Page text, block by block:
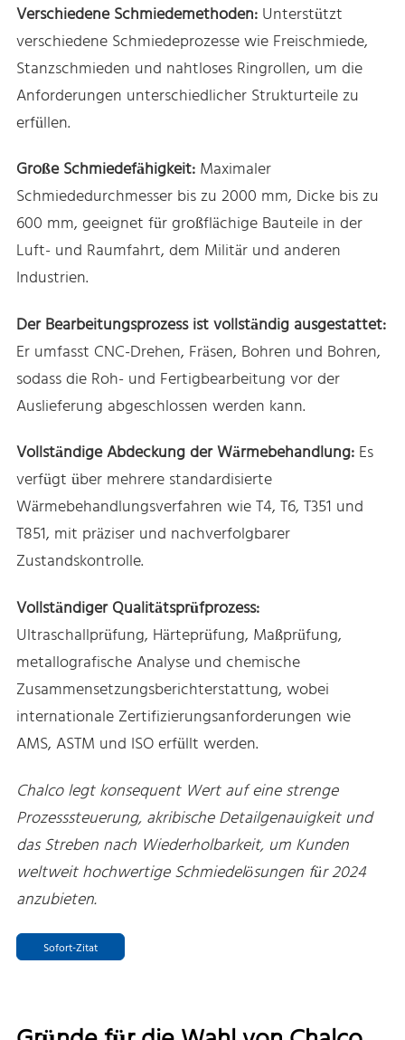
Verschiedene Schmiedemethoden:Unterstützt
verschiedene Schmiedeprozesse wie Freischmiede,
Stanzschmieden und nahtloses Ringrollen, um die
Anforderungen unterschiedlicher Strukturteile zu
erfüllen.
Große Schmiedefähigkeit:Maximaler
Schmiededurchmesser bis zu 2000 mm, Dicke bis zu
600 mm, geeignet für großflächige Bauteile in der
Luft- und Raumfahrt, dem Militär und anderen
Industrien.
Der Bearbeitungsprozess ist vollständig ausgestattet:
Er umfasst CNC-Drehen, Fräsen, Bohren und Bohren,
sodass die Roh- und Fertigbearbeitung vor der
Auslieferung abgeschlossen werden kann.
Vollständige Abdeckung der Wärmebehandlung:Es
verfügt über mehrere standardisierte
Wärmebehandlungsverfahren wie T4, T6, T351 und
T851, mit präziser und nachverfolgbarer
Zustandskontrolle.
Vollständiger Qualitätsprüfprozess:
Ultraschallprüfung, Härteprüfung, Maßprüfung,
metallografische Analyse und chemische
Zusammensetzungsberichterstattung, wobei
internationale Zertifizierungsanforderungen wie
AMS, ASTM und ISO erfüllt werden.
Chalco legt konsequent Wert auf eine strenge
Prozesssteuerung, akribische Detailgenauigkeit und
das Streben nach Wiederholbarkeit, um Kunden
weltweit hochwertige Schmiedelösungen für 2024
anzubieten.
Sofort-Zitat